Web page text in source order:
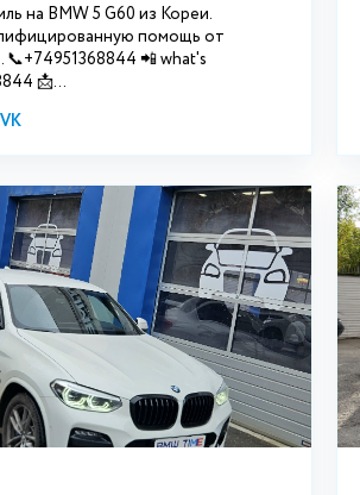
на BMW 5 G60 из Кореи.
помощь от
📞+74951368844 📲 what's
📩...